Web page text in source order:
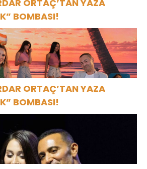
ORTAÇ’TAN YAZA
BOMBASI!
ORTAÇ’TAN YAZA
BOMBASI!